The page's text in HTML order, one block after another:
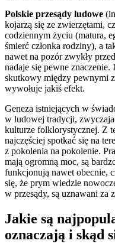
Polskie przesądy ludowe
kojarzą się ze zwierzętami,
codziennym życiu (matura,
śmierć członka rodziny), a
nawet na pozór zwykły
nadaje się pewne
skutkowy między pewnymi
wywołuje jakiś efekt.
Geneza istniejących w
w ludowej tradycji,
kulturze folklorystycznej. Z
najczęściej spotkać się na
z pokolenia na pokolenie.
mają ogromną moc, są
funkcjonują nawet
się, że prym wiedzie
w przesądy, są uznawani za
Jakie są
oznaczają i skąd